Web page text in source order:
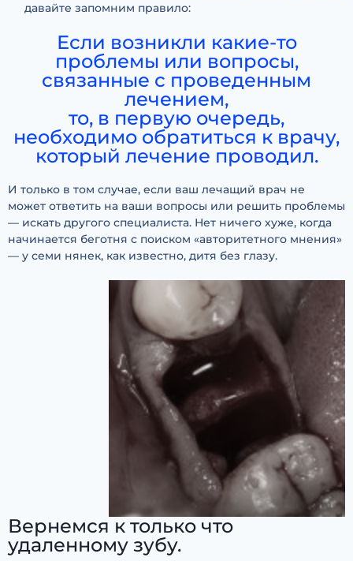
давайте запомним правило:
Если возникли какие-то
проблемы или вопросы,
связанные с проведенным
лечением,
то, в первую очередь,
необходимо обратиться к врачу,
который лечение проводил.
И только в том случае, если ваш лечащий врач не
может ответить на ваши вопросы или решить проблемы
— искать другого специалиста. Нет ничего хуже, когда
начинается беготня с поиском «авторитетного мнения»
— у семи нянек, как известно, дитя без глазу.
Вернемся к только что
удаленному зубу.